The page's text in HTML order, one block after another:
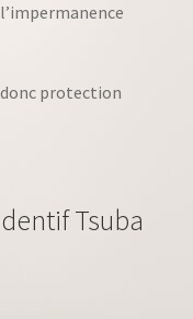
protection
Tsuba